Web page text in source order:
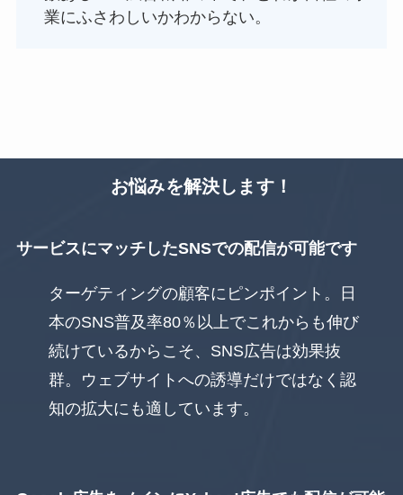
業にふさわしいかわからない。
お悩みを解決します！
サービスにマッチしたSNSでの配信が可能です
ターゲティングの顧客にピンポイント。日
本のSNS普及率80％以上でこれからも伸び
続けているからこそ、SNS広告は効果抜
群。ウェブサイトへの誘導だけではなく認
知の拡大にも適しています。